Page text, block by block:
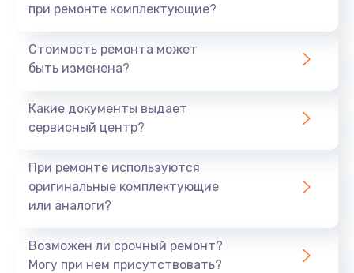
при ремонте комплектующие?
Стоимость ремонта может
быть изменена?
Какие документы выдает
сервисный центр?
При ремонте используются
оригинальные комплектующие
или аналоги?
Возможен ли срочный ремонт?
Могу при нем присутствовать?